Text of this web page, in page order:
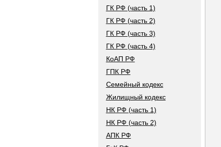
ГК РФ (часть 1)
ГК РФ (часть 2)
ГК РФ (часть 3)
ГК РФ (часть 4)
КоАП РФ
ГПК РФ
Семейный кодекс
Жилищный кодекс
НК РФ (часть 1)
НК РФ (часть 2)
АПК РФ